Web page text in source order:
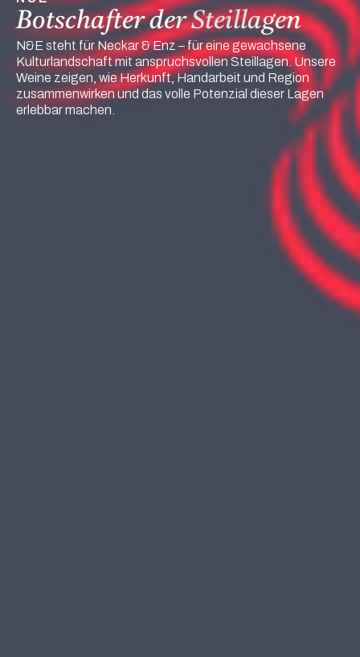
Botschafter der Steillagen
N&E steht für Neckar & Enz – für eine gewachsene
Kulturlandschaft mit anspruchsvollen Steillagen. Unsere
Weine zeigen, wie Herkunft, Handarbeit und Region
zusammenwirken und das volle Potenzial dieser Lagen
erlebbar machen.